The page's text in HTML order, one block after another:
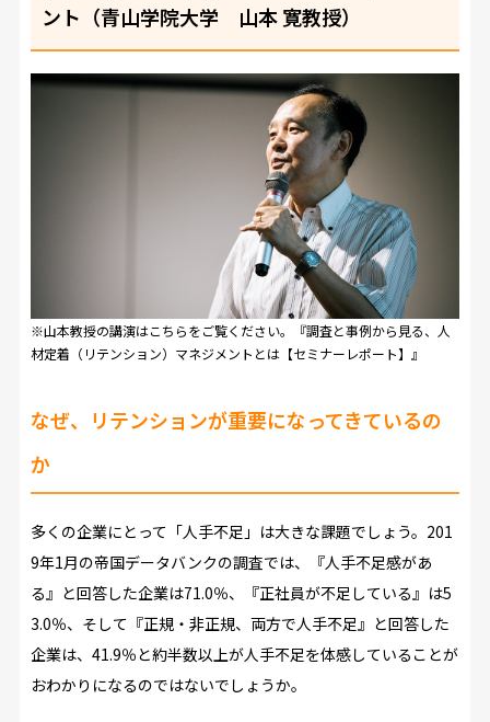
ント（青山学院大学 山本 寛教授）
※山本教授の講演はこちらをご覧ください。『調査と事例から見る、人
材定着（リテンション）マネジメントとは【セミナーレポート】 』
なぜ、リテンションが重要になってきているの
か
多くの企業にとって「人手不足」は大きな課題でしょう。201
9年1月の帝国データバンクの調査では、『人手不足感があ
る』と回答した企業は71.0％、『正社員が不足している』は5
3.0％、そして『正規・非正規、両方で人手不足』と回答した
企業は、41.9％と約半数以上が人手不足を体感していることが
おわかりになるのではないでしょうか。